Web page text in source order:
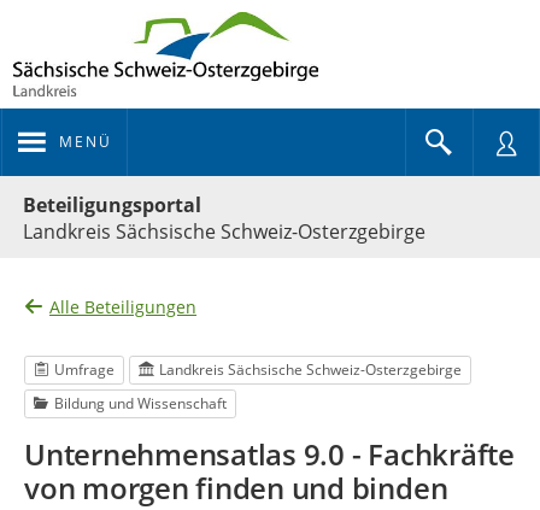
MENÜ
Beteiligungsportal
Landkreis Sächsische Schweiz-Osterzgebirge
Alle Beteiligungen
Umfrage
Landkreis Sächsische Schweiz-Osterzgebirge
Bildung und Wissenschaft
Unternehmensatlas 9.0 - Fachkräfte
von morgen finden und binden